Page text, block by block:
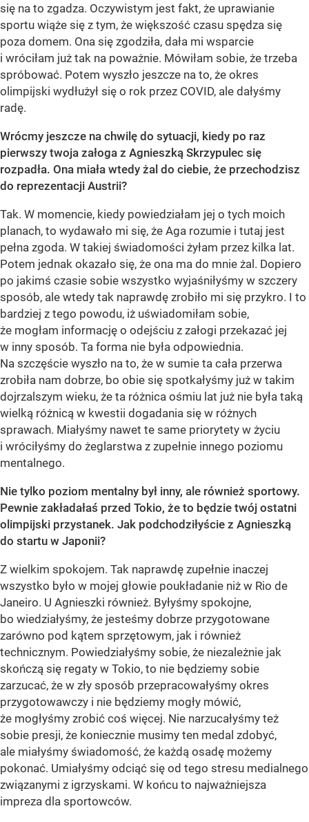
się na to zgadza. Oczywistym jest fakt, że uprawianie
sportu wiąże się z tym, że większość czasu spędza się
poza domem. Ona się zgodziła, dała mi wsparcie
i wróciłam już tak na poważnie. Mówiłam sobie, że trzeba
spróbować. Potem wyszło jeszcze na to, że okres
olimpijski wydłużył się o rok przez COVID, ale dałyśmy
radę.
Wrócmy jeszcze na chwilę do sytuacji, kiedy po raz
pierwszy twoja załoga z Agnieszką Skrzypulec się
rozpadła. Ona miała wtedy żal do ciebie, że przechodzisz
do reprezentacji Austrii?
Tak. W momencie, kiedy powiedziałam jej o tych moich
planach, to wydawało mi się, że Aga rozumie i tutaj jest
pełna zgoda. W takiej świadomości żyłam przez kilka lat.
Potem jednak okazało się, że ona ma do mnie żal. Dopiero
po jakimś czasie sobie wszystko wyjaśniłyśmy w szczery
sposób, ale wtedy tak naprawdę zrobiło mi się przykro. I to
bardziej z tego powodu, iż uświadomiłam sobie,
że mogłam informację o odejściu z załogi przekazać jej
w inny sposób. Ta forma nie była odpowiednia.
Na szczęście wyszło na to, że w sumie ta cała przerwa
zrobiła nam dobrze, bo obie się spotkałyśmy już w takim
dojrzalszym wieku, że ta różnica ośmiu lat już nie była taką
wielką różnicą w kwestii dogadania się w różnych
sprawach. Miałyśmy nawet te same priorytety w życiu
i wróciłyśmy do żeglarstwa z zupełnie innego poziomu
mentalnego.
Nie tylko poziom mentalny był inny, ale również sportowy.
Pewnie zakładałaś przed Tokio, że to będzie twój ostatni
olimpijski przystanek. Jak podchodziłyście z Agnieszką
do startu w Japonii?
Z wielkim spokojem. Tak naprawdę zupełnie inaczej
wszystko było w mojej głowie poukładanie niż w Rio de
Janeiro. U Agnieszki również. Byłyśmy spokojne,
bo wiedziałyśmy, że jesteśmy dobrze przygotowane
zarówno pod kątem sprzętowym, jak i również
technicznym. Powiedziałyśmy sobie, że niezależnie jak
skończą się regaty w Tokio, to nie będziemy sobie
zarzucać, że w zły sposób przepracowałyśmy okres
przygotowawczy i nie będziemy mogły mówić,
że mogłyśmy zrobić coś więcej. Nie narzucałyśmy też
sobie presji, że koniecznie musimy ten medal zdobyć,
ale miałyśmy świadomość, że każdą osadę możemy
pokonać. Umiałyśmy odciąć się od tego stresu medialnego
związanymi z igrzyskami. W końcu to najważniejsza
impreza dla sportowców.